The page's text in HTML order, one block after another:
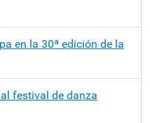
en la 30ª edición de la
festival de danza